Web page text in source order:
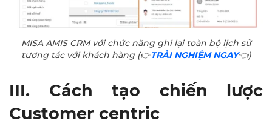
MISA AMIS CRM với chức năng ghi lại toàn bộ lịch sử
tương tác với khách hàng (👉TRẢI NGHIỆM NGAY👈)
III. Cách tạo chiến lược
Customer centric